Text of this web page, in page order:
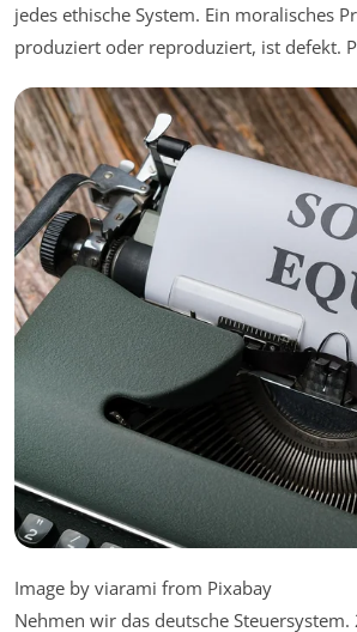
jedes ethische System. Ein moralisches
produziert oder reproduziert, ist defekt.
Image by viarami from Pixabay
Nehmen wir das deutsche